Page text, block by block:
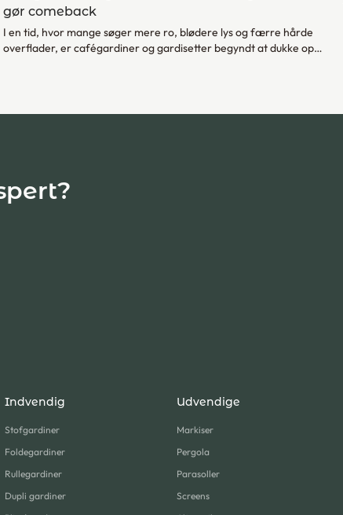
gør comeback
I en tid, hvor mange søger mere ro, blødere lys og færre hårde
overflader, er cafégardiner og gardisetter begyndt at dukke op
Indvendig
Stofgardiner
Foldegardiner
Rullegardiner
Dupli gardiner
Udvendige
Markiser
Pergola
Parasoller
Screens